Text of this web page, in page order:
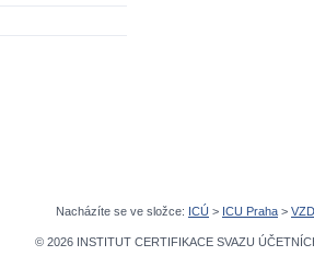
Nacházíte se ve složce: ICÚ > ICU Praha >
© 2026 INSTITUT CERTIFIKACE SVAZU